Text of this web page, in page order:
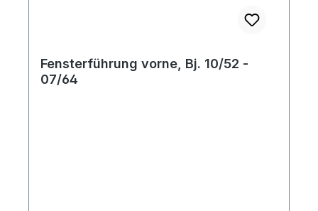
Fensterführung vorne, Bj. 10/52 -
07/64